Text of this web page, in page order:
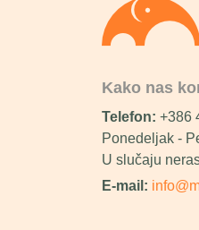
Kako nas
Telefon: +386
Ponedeljak -
U slučaju
E-mail: